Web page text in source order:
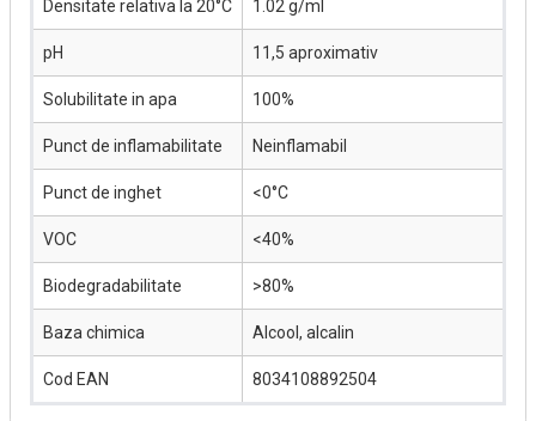
Densitate relativa la 20°C 1.02 g/ml
pH 11,5 aproximativ
Solubilitate in apa 100%
Punct de inflamabilitate Neinflamabil
Punct de inghet <0°C
VOC <40%
Biodegradabilitate >80%
Baza chimica Alcool, alcalin
Cod EAN 8034108892504